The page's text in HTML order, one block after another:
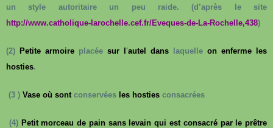
un style autoritaire un peu raide. (d’après le site
http://www.catholique-larochelle.cef.fr/Eveques-de-La-Rochelle,438)
(2) Petite armoire placée sur l'autel dans laquelle on enferme les
hosties.
(3 ) Vase où sont conservées les hosties consacrées
(4) Petit morceau de pain sans levain qui est consacré par le prêtre